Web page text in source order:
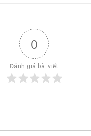
0
Đánh giá bài viết